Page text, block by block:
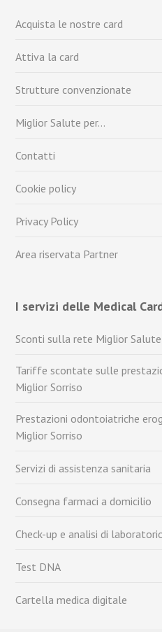
Acquista le nostre card
Attiva la card
Strutture convenzionate
Miglior Salute per…
Contatti
Cookie policy
Privacy Policy
Area riservata Partner
I servizi delle Medical
Sconti sulla rete Miglior Salute
Tariffe scontate sulle
Miglior Sorriso
Prestazioni odontoiatriche
Miglior Sorriso
Servizi di assistenza sanitaria
Consegna farmaci a domicilio
Check-up e analisi di
Test DNA
Cartella medica digitale